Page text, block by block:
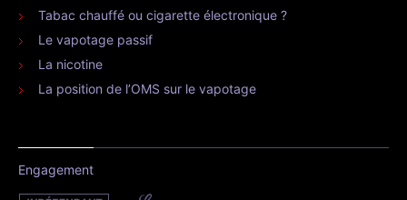
Tabac chauffé ou cigarette électronique ?
Le vapotage passif
La nicotine
La position de l’OMS sur le vapotage
Engagement